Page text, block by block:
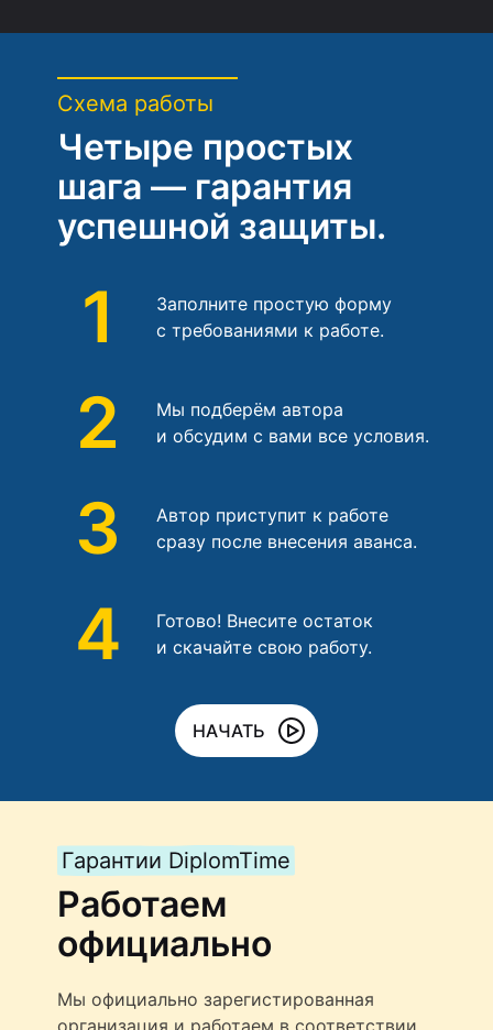
Схема работы
Четыре простых
шага — гарантия
успешной защиты.
1
Заполните простую форму
с требованиями к работе.
2
Мы подберём автора
и обсудим с вами все условия.
3
Автор приступит к работе
сразу после внесения аванса.
4
Готово! Внесите остаток
и скачайте свою работу.
НАЧАТЬ
Гарантии DiplomTime
Работаем
официально
Мы официально зарегистированная
организация и работаем в соответствии